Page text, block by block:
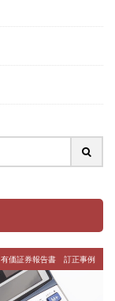
有価証券報告書 訂正事例